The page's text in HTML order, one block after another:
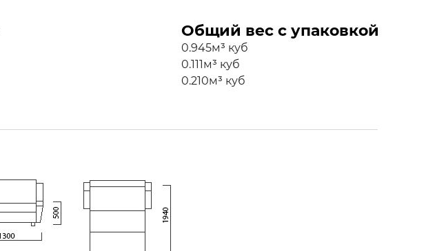
Общий вес с упаковкой
0.945м³ куб
0.111м³ куб
0.210м³ куб